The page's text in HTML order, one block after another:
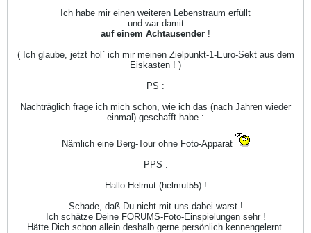
Ich habe mir einen weiteren Lebenstraum erfüllt
und war damit
auf einem Achtausender !
( Ich glaube, jetzt hol` ich mir meinen Zielpunkt-1-Euro-Sekt aus dem
Eiskasten ! )
PS :
Nachträglich frage ich mich schon, wie ich das (nach Jahren wieder
einmal) geschafft habe :
Nämlich eine Berg-Tour ohne Foto-Apparat
PPS :
Hallo Helmut (helmut55) !
Schade, daß Du nicht mit uns dabei warst !
Ich schätze Deine FORUMS-Foto-Einspielungen sehr !
Hätte Dich schon allein deshalb gerne persönlich kennengelernt.